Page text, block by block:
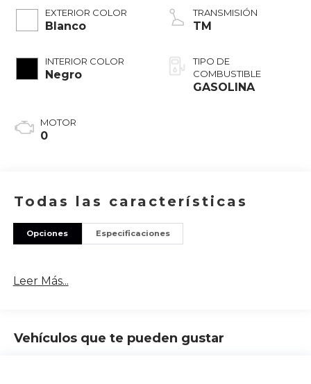
EXTERIOR COLOR
Blanco
INTERIOR COLOR
Negro
MOTOR
0
TRANSMISIÓN
TM
TIPO DE
COMBUSTIBLE
GASOLINA
Todas las características
Opciones Especificaciones
Leer Más...
Vehículos que te pueden gustar